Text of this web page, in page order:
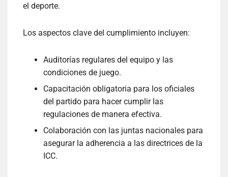
el deporte.
Los aspectos clave del cumplimiento incluyen:
Auditorías regulares del equipo y las
condiciones de juego.
Capacitación obligatoria para los oficiales
del partido para hacer cumplir las
regulaciones de manera efectiva.
Colaboración con las juntas nacionales para
asegurar la adherencia a las directrices de la
ICC.